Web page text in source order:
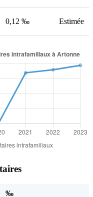
0,12 ‰ Estimée
‰